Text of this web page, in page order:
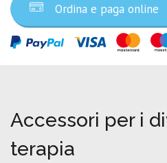
Ordina e paga online
Accessori per i
terapia